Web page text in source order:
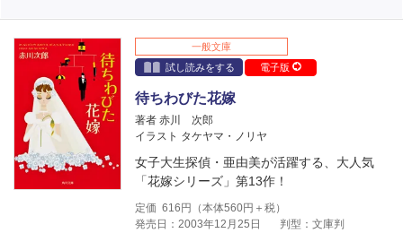
一般文庫
試し読みをする
電子版
待ちわびた花嫁
著者 赤川 次郎
イラスト タケヤマ・ノリヤ
女子大生探偵・亜由美が活躍する、大人気
「花嫁シリーズ」第13作！
定価 616 円（本体560円＋税）
発売日：2003年12月25日
判型：文庫判